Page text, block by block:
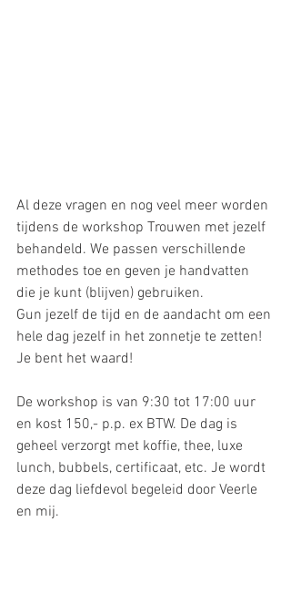
Al deze vragen en nog veel meer worden
tijdens de workshop Trouwen met jezelf
behandeld. We passen verschillende
methodes toe en geven je handvatten
die je kunt (blijven) gebruiken.
Gun jezelf de tijd en de aandacht om een
hele dag jezelf in het zonnetje te zetten!
Je bent het waard!
De workshop is van 9:30 tot 17:00 uur
en kost 150,- p.p. ex BTW. De dag is
geheel verzorgt met koffie, thee, luxe
lunch, bubbels, certificaat, etc. Je wordt
deze dag liefdevol begeleid door Veerle
en mij.